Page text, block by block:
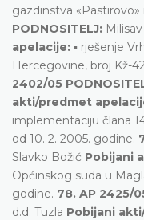
gazdinstva «Pastirovo»
PODNOSITELJ:
apelacije: ▪ rješenje
Hercegovine, broj Kž-
2402/05
akti/predmet
implementaciju člana
od 10. 2. 2005. godine.
Slavko Božić Pobijani
Općinskog suda u
godine. 78. AP 2425/
d.d. Tuzla Pobijani